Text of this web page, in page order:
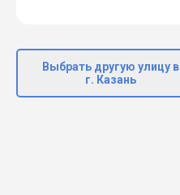
Выбрать другую улицу в
г. Казань